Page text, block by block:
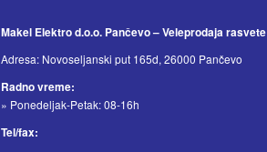
Makel Elektro d.o.o. Pančevo – Veleprodaja rasvete
Adresa: Novoseljanski put 165d, 26000 Pančevo
Radno vreme:
» Ponedeljak-Petak: 08-16h
Tel/fax: